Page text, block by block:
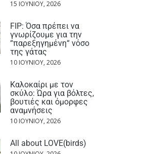
15 ΙΟΥΝΊΟΥ, 2026
FIP: Όσα πρέπει να
γνωρίζουμε για την
“παρεξηγημένη“ νόσο
της γάτας
10 ΙΟΥΝΊΟΥ, 2026
Καλοκαίρι με τον
σκύλο: Ώρα για βόλτες,
βουτιές και όμορφες
αναμνήσεις
10 ΙΟΥΝΊΟΥ, 2026
All about LOVE(birds)